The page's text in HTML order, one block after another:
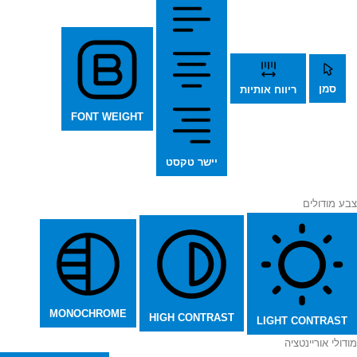
סמן ריווח אותיות
יישר טקסט
FONT WEIGHT
צבע מודולים
LIGHT CONTRAST
HIGH CONTRAST
MONOCHROME
מודולי אוריינטציה